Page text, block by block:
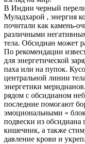
В Индии черный
Муладхарой , энергия
почитали как камень-
различными
тела. Обсидиан может
По рекомендации
для энергетической
паха или на пупок.
центральной линии
энергетики
рядом с обсидианом
последние помогают
эмоциональными «
подвески из
кишечник, а также
давление крови и